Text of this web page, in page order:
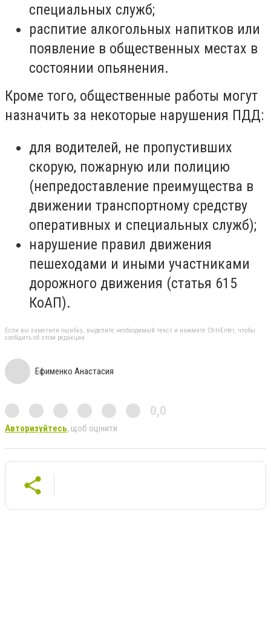
специальных служб;
распитие алкогольных напитков или
появление в общественных местах в
состоянии опьянения.
Кроме того, общественные работы могут
назначить за некоторые нарушения ПДД:
для водителей, не пропустивших
скорую, пожарную или полицию
(непредоставление преимущества в
движении транспортному средству
оперативных и специальных служб);
нарушение правил движения
пешеходами и иными участниками
дорожного движения (статья 615
КоАП).
Если вы заметили ошибку, выделите необходимый текст и нажмите Ctrl+Enter, чтобы
сообщить об этом редакции
Ефименко Анастасия
0,0
Авторизуйтесь, щоб оцінити